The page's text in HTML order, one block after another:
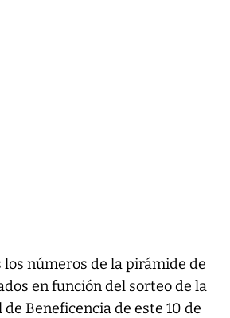
números de la pirámide de
en función del sorteo de la
Beneficencia de este 10 de